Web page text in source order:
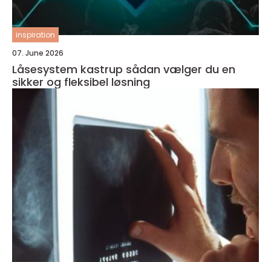
inspiration
07. June 2026
Låsesystem kastrup sådan vælger du en
sikker og fleksibel løsning